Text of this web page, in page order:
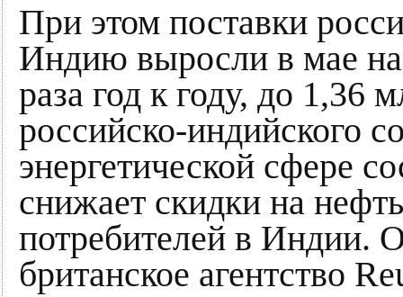
При этом поставки
Индию выросли в мае
раза год к году, до 1,36
российско-индийского
энергетической сфере
снижает скидки на
потребителей в Индии.
британское агентство